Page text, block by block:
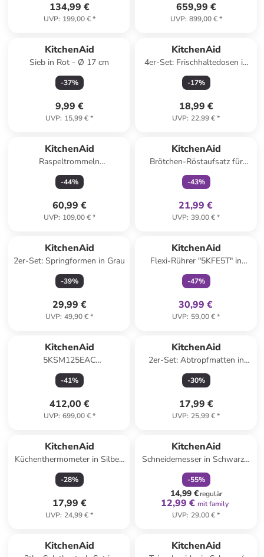
134,99 €
UVP: 199,00 €*
659,99 €
UVP: 899,00 €*
KitchenAid
Sieb in Rot - Ø 17 cm
-37%
9,99 €
UVP: 15,99 €*
KitchenAid
4er-Set: Frischhaltedosen in
Grau
-17%
18,99 €
UVP: 22,99 €*
KitchenAid
Raspeltrommeln
"5KSMEMVSC" für
Gemüseschneider
-44%
60,99 €
UVP: 109,00 €*
KitchenAid
Brötchen-Röstaufsatz für
Toaster "Classic" in Schwarz
-43%
21,99 €
UVP: 39,00 €*
KitchenAid
2er-Set: Springformen in Grau
-39%
29,99 €
UVP: 49,90 €*
KitchenAid
Flexi-Rührer "5KFE5T" in
Grau/ Weiß
-47%
30,99 €
UVP: 59,00 €*
KitchenAid
5KSM125EAC
Küchenmaschine 4.8 l in Beige
-41%
412,00 €
UVP: 699,00 €*
KitchenAid
2er-Set: Abtropfmatten in
Anthrazit - (L)60 x (B)45 cm
-30%
17,99 €
UVP: 25,99 €*
KitchenAid
Küchenthermometer in Silber/
Schwarz - (L)31 cm
-28%
17,99 €
UVP: 24,99 €*
KitchenAid
Schneidemesser in Schwarz -
(L)20 cm
-55%
14,99 €regulär
12,99 € mit family
UVP: 29,00 €*
KitchenAid KitchenAid